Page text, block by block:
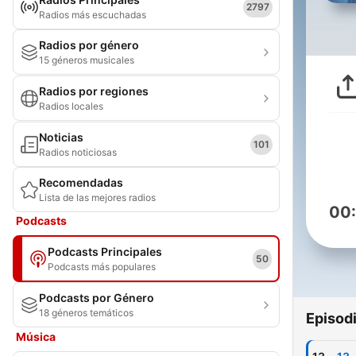
Radios más escuchadas
2797
Radios por género
15 géneros musicales
Radios por regiones
Radios locales
Noticias
Radios noticiosas
101
Recomendadas
Lista de las mejores radios
Podcasts
Podcasts Principales
Podcasts más populares
50
Podcasts por Género
18 géneros temáticos
Música